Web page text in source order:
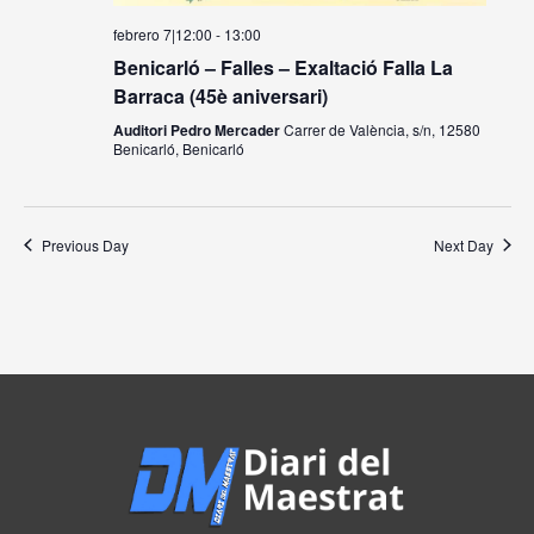
febrero 7|12:00 - 13:00
Benicarló – Falles – Exaltació Falla La
Barraca (45è aniversari)
Auditori Pedro MercaderCarrer de València, s/n, 12580
Benicarló, Benicarló
Previous Day Next Day